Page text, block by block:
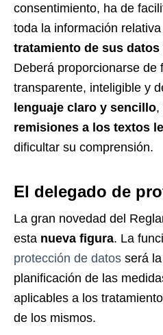
consentimiento, ha de
toda la información
tratamiento de sus datos
Deberá proporcionarse de
transparente, inteligible y
lenguaje claro y sencillo,
remisiones a los textos
dificultar su comprensión.
El delegado de
La gran novedad del
esta nueva figura. La
protección de datos será
planificación de las
aplicables a los
de los mismos.